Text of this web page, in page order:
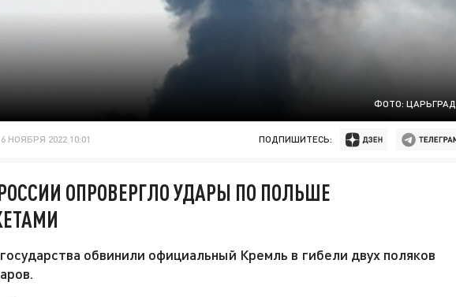
ФОТО: ЦАРЬГРАД
НОЯБРЯ 2022 10:01 ПОДПИШИТЕСЬ:
ОПРОВЕРГЛО УДАРЫ ПО ПОЛЬШЕ
обвинили официальный Кремль в гибели двух поляков